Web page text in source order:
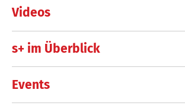
Videos
s+ im Überblick
Events